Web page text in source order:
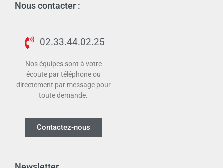
Nous contacter :
02.33.44.02.25
Nos équipes sont à votre
écoute par téléphone ou
directement par message pour
toute demande.
Contactez-nous